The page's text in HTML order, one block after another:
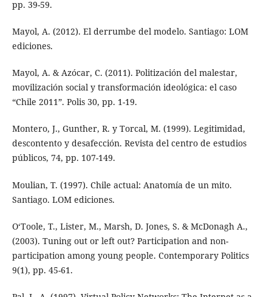
pp. 39-59.
Mayol, A. (2012). El derrumbe del modelo. Santiago: LOM
ediciones.
Mayol, A. & Azócar, C. (2011). Politización del malestar,
movilización social y transformación ideológica: el caso
“Chile 2011”. Polis 30, pp. 1-19.
Montero, J., Gunther, R. y Torcal, M. (1999). Legitimidad,
descontento y desafección. Revista del centro de estudios
públicos, 74, pp. 107-149.
Moulian, T. (1997). Chile actual: Anatomía de un mito.
Santiago. LOM ediciones.
O‘Toole, T., Lister, M., Marsh, D. Jones, S. & McDonagh A.,
(2003). Tuning out or left out? Participation and non-
participation among young people. Contemporary Politics
9(1), pp. 45-61.